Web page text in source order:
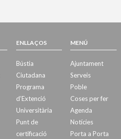
ENLLAÇOS
Bústia
Ciutadana
Programa
d’Extenció
Universitària
Punt de
certificació
MENÚ
Ajuntament
Serveis
Poble
Coses per fer
Agenda
Notícies
Porta a Porta